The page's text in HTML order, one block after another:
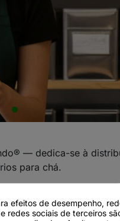
— dedica-se à
para chá.
efeitos de desempenho,
redes sociais de terceiros